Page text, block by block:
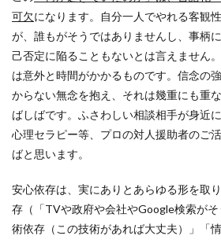
可欠になります。自分一人でやれる客観
が、誰もがそうではありませんし、事柄
己否定に陥ることもないとは言えません
は意外と時間がかかるものです。信念の
からない無念を抱え、それは幾重にも重
ばしばです。ふさわしい相談相手が身近
心理セラピー等、プロの対人援助者のご
ばと思います。
安心依存は、実にありとあらゆる形を取
存（「TVや政府や会社やGoogle検索が
術依存（この技術があれば大丈夫）」「